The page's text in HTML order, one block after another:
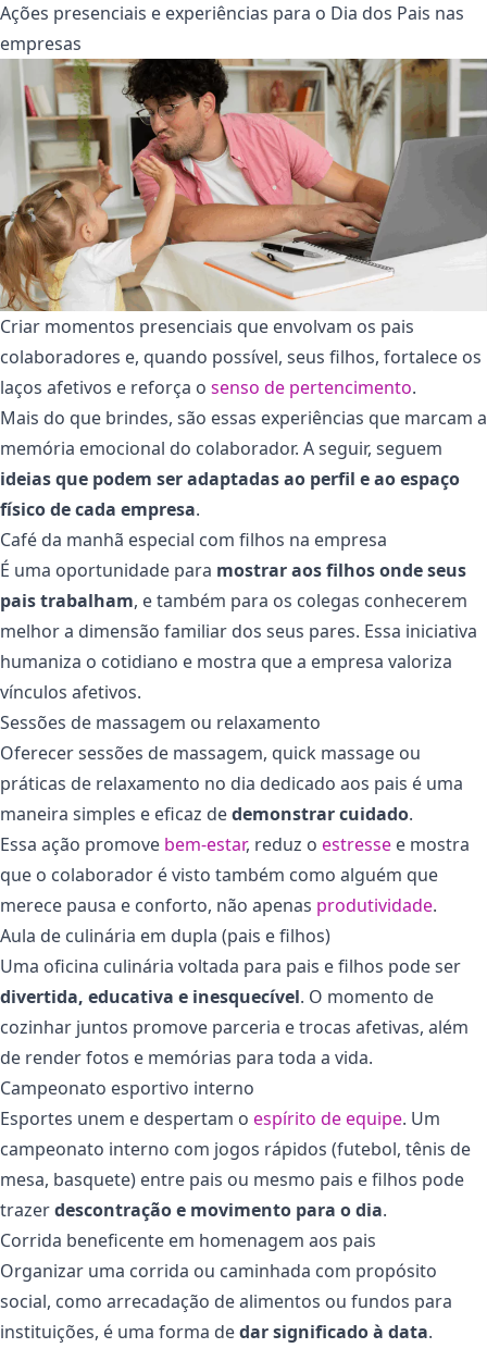
Ações presenciais e experiências para o Dia dos Pais nas
empresas
Criar momentos presenciais que envolvam os pais
colaboradores e, quando possível, seus filhos, fortalece os
laços afetivos e reforça o senso de pertencimento.
Mais do que brindes, são essas experiências que marcam a
memória emocional do colaborador. A seguir, seguem
ideias que podem ser adaptadas ao perfil e ao espaço
físico de cada empresa.
Café da manhã especial com filhos na empresa
É uma oportunidade para mostrar aos filhos onde seus
pais trabalham, e também para os colegas conhecerem
melhor a dimensão familiar dos seus pares. Essa iniciativa
humaniza o cotidiano e mostra que a empresa valoriza
vínculos afetivos.
Sessões de massagem ou relaxamento
Oferecer sessões de massagem, quick massage ou
práticas de relaxamento no dia dedicado aos pais é uma
maneira simples e eficaz dedemonstrar cuidado.
Essa ação promove bem-estar, reduz o estresse e mostra
que o colaborador é visto também como alguém que
merece pausa e conforto, não apenas produtividade.
Aula de culinária em dupla (pais e filhos)
Uma oficina culinária voltada para pais e filhos pode ser
divertida, educativa e inesquecível. O momento de
cozinhar juntos promove parceria e trocas afetivas, além
de render fotos e memórias para toda a vida.
Campeonato esportivo interno
Esportes unem e despertam o espírito de equipe. Um
campeonato interno com jogos rápidos (futebol, tênis de
mesa, basquete) entre pais ou mesmo pais e filhos pode
trazerdescontração e movimento para o dia.
Corrida beneficente em homenagem aos pais
Organizar uma corrida ou caminhada com propósito
social, como arrecadação de alimentos ou fundos para
instituições, é uma forma dedar significado à data.